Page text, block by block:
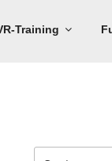
Training